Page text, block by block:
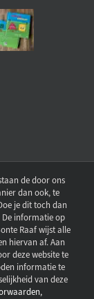
de door ons
dan ook, te
je dit toch dan
De informatie op
Raaf wijst alle
hiervan af. Aan
deze website te
informatie te
van deze